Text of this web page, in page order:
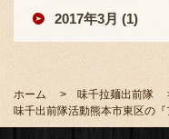
2017年3月 (1)
ホーム
味千拉麺出前隊
味千出前隊活動熊本市東区の